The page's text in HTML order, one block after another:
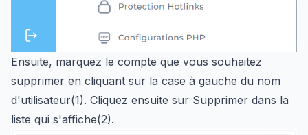
Ensuite, marquez le compte que vous souhaitez
supprimer en cliquant sur la case à gauche du nom
d'utilisateur(1). Cliquez ensuite sur Supprimer dans la
liste qui s'affiche(2).